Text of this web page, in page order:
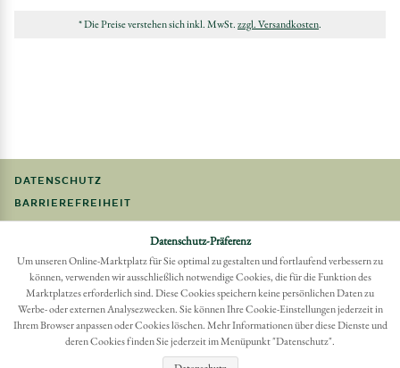
* Die Preise verstehen sich inkl. MwSt.zzgl. Versandkosten.
DATENSCHUTZ
BARRIEREFREIHEIT
Möchten Sie eine Bestellung widerrufen?
Hier Widerruf mit wenigen Klicks online erreichen
BESTELLUNG WIDERRUFEN
Datenschutz-Präferenz
Um unseren Online-Marktplatz für Sie optimal zu gestalten und fortlaufend verbessern zu
können, verwenden wir ausschließlich notwendige Cookies, die für die Funktion des
Marktplatzes erforderlich sind. Diese Cookies speichern keine persönlichen Daten zu
Werbe- oder externen Analysezwecken. Sie können Ihre Cookie-Einstellungen jederzeit in
Ihrem Browser anpassen oder Cookies löschen. Mehr Informationen über diese Dienste und
deren Cookies finden Sie jederzeit im Menüpunkt "Datenschutz".